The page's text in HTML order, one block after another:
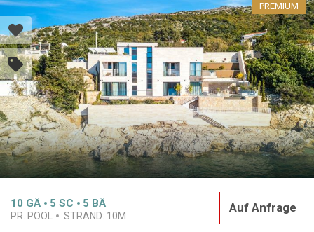
PREMIUM
10 GÄ 5 SC 5 BÄ
PR. POOL STRAND: 10M
Auf Anfrage